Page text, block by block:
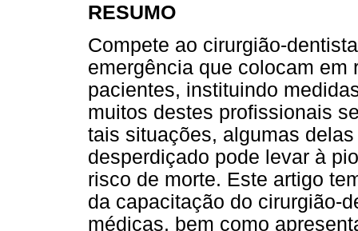
RESUMO
Compete ao cirurgião-
emergência que colocam
pacientes, instituindo
muitos destes profissionais
tais situações, algumas
desperdiçado pode levar à
risco de morte. Este artigo
da capacitação do cirurgião-
médicas, bem como